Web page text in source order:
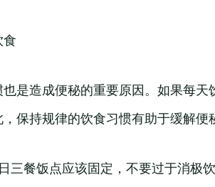
是造成便秘的重要原因。如果每
保持规律的饮食习惯有助于缓解便
三餐饭点应该固定，不要过于消极